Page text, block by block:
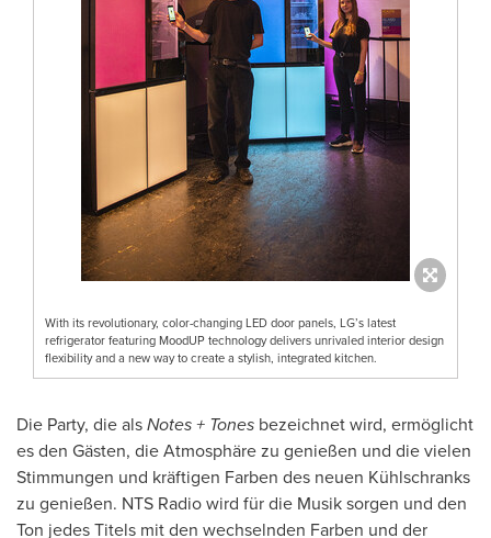
With its revolutionary, color-changing LED door panels, LG’s latest
refrigerator featuring MoodUP technology delivers unrivaled interior design
flexibility and a new way to create a stylish, integrated kitchen.
Die Party, die alsNotes + Tones bezeichnet wird, ermöglicht
es den Gästen, die Atmosphäre zu genießen und die vielen
Stimmungen und kräftigen Farben des neuen Kühlschranks
zu genießen. NTS Radio wird für die Musik sorgen und den
Ton jedes Titels mit den wechselnden Farben und der